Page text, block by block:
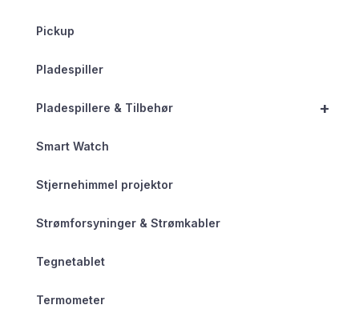
Pickup
Pladespiller
+
Pladespillere & Tilbehør
Smart Watch
Stjernehimmel projektor
Strømforsyninger & Strømkabler
Tegnetablet
Termometer